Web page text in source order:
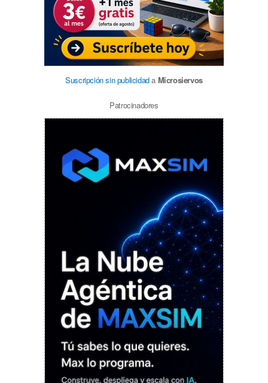
Suscripción sin publicidada Microsiervos
Patrocinadores